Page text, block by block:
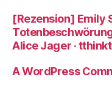
[Rezension] Emily
Alice Jager ·
A WordPress